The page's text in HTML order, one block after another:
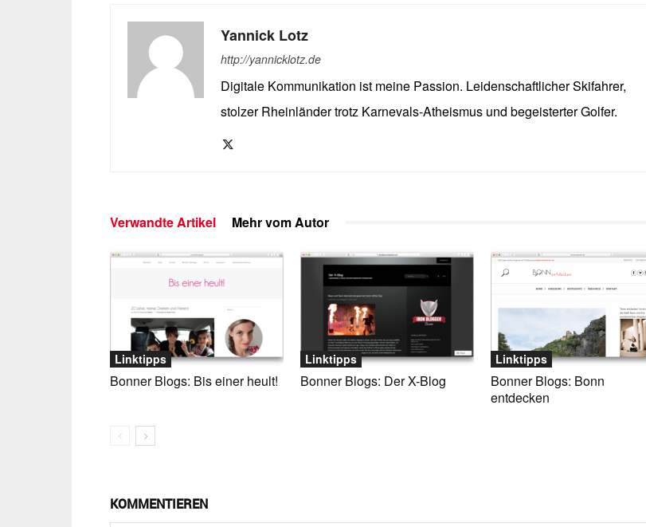
Yannick Lotz
http://yannicklotz.de
Digitale Kommunikation ist meine Passion. Leidenschaftlicher Skifahrer,
stolzer Rheinländer trotz Karnevals-Atheismus und begeisterter Golfer.
Verwandte Artikel Mehr vom Autor
Linktipps
Bonner Blogs: Bis einer heult!
Linktipps
Bonner Blogs: Der X-Blog
Linktipps
Bonner Blogs: Bonn
entdecken
KOMMENTIEREN